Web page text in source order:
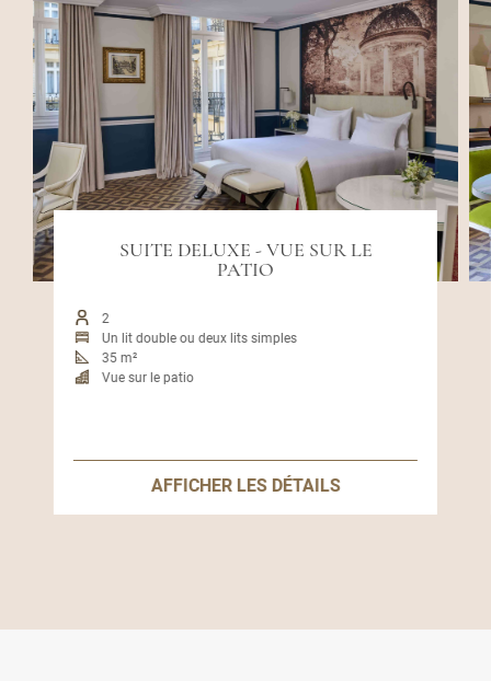
SUITE DELUXE - VUE SUR LE
PATIO
2
Un lit double ou deux lits simples
35 m²
Vue sur le patio
AFFICHER LES DÉTAILS